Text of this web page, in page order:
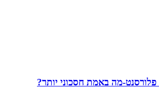
מה באמת חסכוני יותר?